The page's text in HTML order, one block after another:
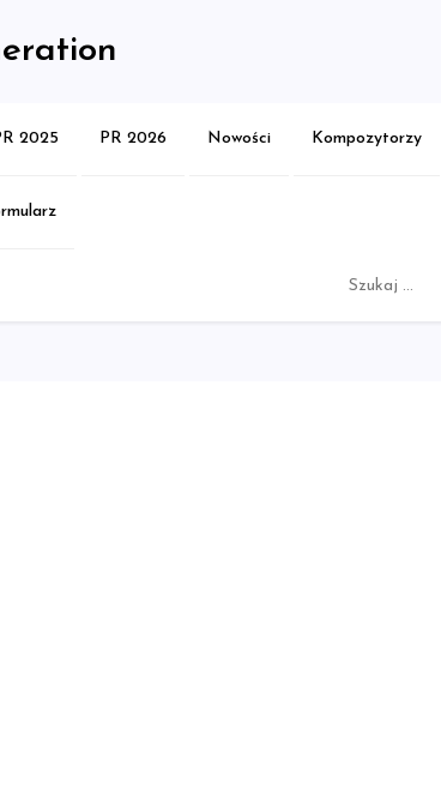
2025 PR 2026 Nowości Kompozytorzy